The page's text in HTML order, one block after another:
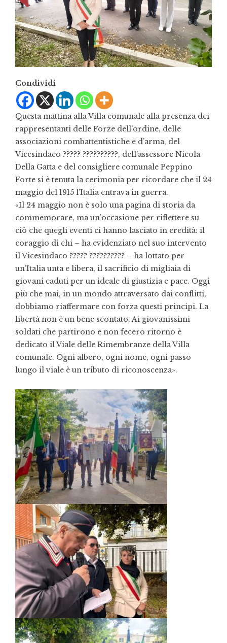
Condividi
Questa mattina alla Villa comunale alla presenza dei
rappresentanti delle Forze dell’ordine, delle
associazioni combattentistiche e d’arma, del
Vicesindaco ????? ??????????, dell’assessore Nicola
Della Gatta e del consigliere comunale Peppino
Forte si è tenuta la cerimonia per ricordare che il 24
maggio del 1915 l’Italia entrava in guerra.
«Il 24 maggio non è solo una pagina di storia da
commemorare, ma un’occasione per riflettere su
ciò che quegli eventi ci hanno lasciato in eredità: il
coraggio di chi – ha evidenziato nel suo intervento
il Vicesindaco ????? ?????????? – ha lottato per
un’Italia unta e libera, il sacrificio di migliaia di
giovani caduti per un ideale di giustizia e pace. Oggi
più che mai, in un mondo attraversato dai conflitti,
dobbiamo riaffermare con forza questi principi. La
libertà non è un bene scontato. Ai giovanissimi
soldati che partirono e non fecero ritorno è
dedicato il Viale delle Rimembranze della Villa
comunale. Ogni albero, ogni nome, ogni passo
lungo il viale è un tributo di riconoscenza».